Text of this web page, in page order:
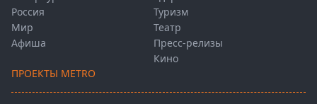
Россия
Мир
Афиша
Туризм
Театр
Пресс-релизы
Кино
ПРОЕКТЫ METRO